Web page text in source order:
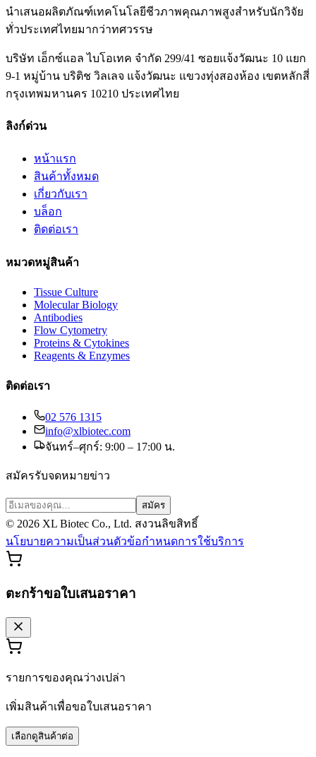
นำเสนอผลิตภัณฑ์เทคโนโลยีชีวภาพคุณภาพสูงสำหรับนักวิจัย
ทั่วประเทศไทยมากว่าทศวรรษ
บริษัท เอ็กซ์แอล ไบโอเทค จำกัด 299/41 ซอยแจ้งวัฒนะ 10 แยก
9-1 หมู่บ้าน บริติช วิลเลจ แจ้งวัฒนะ แขวงทุ่งสองห้อง เขตหลักสี่
กรุงเทพมหานคร 10210 ประเทศไทย
ลิงก์ด่วน
หน้าแรก
สินค้าทั้งหมด
เกี่ยวกับเรา
บล็อก
ติดต่อเรา
หมวดหมู่สินค้า
Tissue Culture
Molecular Biology
Antibodies
Flow Cytometry
Proteins & Cytokines
Reagents & Enzymes
ติดต่อเรา
02 576 1315
info@xlbiotec.com
จันทร์–ศุกร์: 9:00 – 17:00 น.
สมัครรับจดหมายข่าว
สมัคร
© 2026 XL Biotec Co., Ltd. สงวนลิขสิทธิ์
นโยบายความเป็นส่วนตัวข้อกำหนดการใช้บริการ
ตะกร้าขอใบเสนอราคา
รายการของคุณว่างเปล่า
เพิ่มสินค้าเพื่อขอใบเสนอราคา
เลือกดูสินค้าต่อ